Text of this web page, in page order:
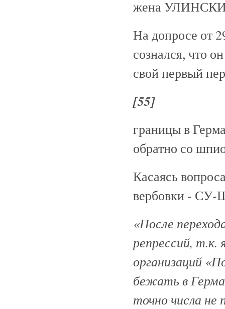
жена
На допросе от
сознался, что
свой первый
[55]
границы в
обратно со
Касаясь
вербовки -
«После
репрессий, т.к.
организаций
бежать в
точно числа не